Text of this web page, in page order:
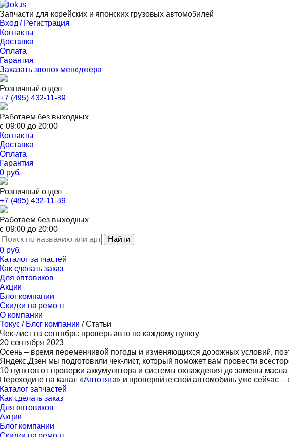
Запчасти для корейских и японских грузовых автомобилей
Вход / Регистрация
Контакты
Доставка
Оплата
Гарантия
Заказать звонок менеджера
Розничный отдел
+7 (495) 432-11-89
Работаем без выходных
с 09:00 до 20:00
Контакты
Доставка
Оплата
Гарантия
0 руб.
Розничный отдел
+7 (495) 432-11-89
Работаем без выходных
с 09:00 до 20:00
Найти
0 руб.
Каталог запчастей
Как сделать заказ
Для оптовиков
Акции
Блог компании
Скидки на ремонт
О компании
Токус / Блог компании /Статьи
Чек-лист на сентябрь: проверь авто по каждому пункту
20 сентября 2023
Осень – время переменчивой погоды и изменяющихся дорожных условий,
Яндекс.Дзен мы подготовили чек-лист, который поможет вам провести
10 пунктов от проверки аккумулятора и системы охлаждения до замены масла
Переходите на канал «Автотяга» и проверяйте свой автомобиль уже сейчас
Каталог запчастей
Как сделать заказ
Для оптовиков
Акции
Блог компании
Скидки на ремонт